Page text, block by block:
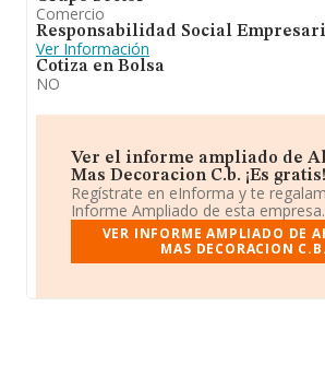
Comercio
Responsabilidad Social
Ver Información
Cotiza en Bolsa
NO
Ver el informe ampliado de
Mas Decoracion C.b. ¡Es gratis!
Regístrate en eInforma y te
Informe Ampliado de esta empresa.
VER INFORME AMPLIADO DE
MAS DECORACION C.B.